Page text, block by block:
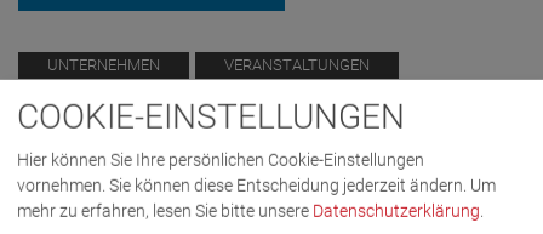
UNTERNEHMEN VERANSTALTUNGEN
WEITERE INFORMATIONEN
COOKIE-EINSTELLUNGEN
Hier können Sie Ihre persönlichen Cookie-Einstellungen
vornehmen. Sie können diese Entscheidung jederzeit ändern. Um
mehr zu erfahren, lesen Sie bitte unsere Datenschutzerklärung.